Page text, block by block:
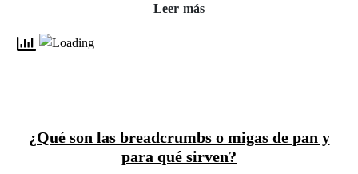
Leer más
¿Qué son las breadcrumbs o migas de pan y
para qué sirven?